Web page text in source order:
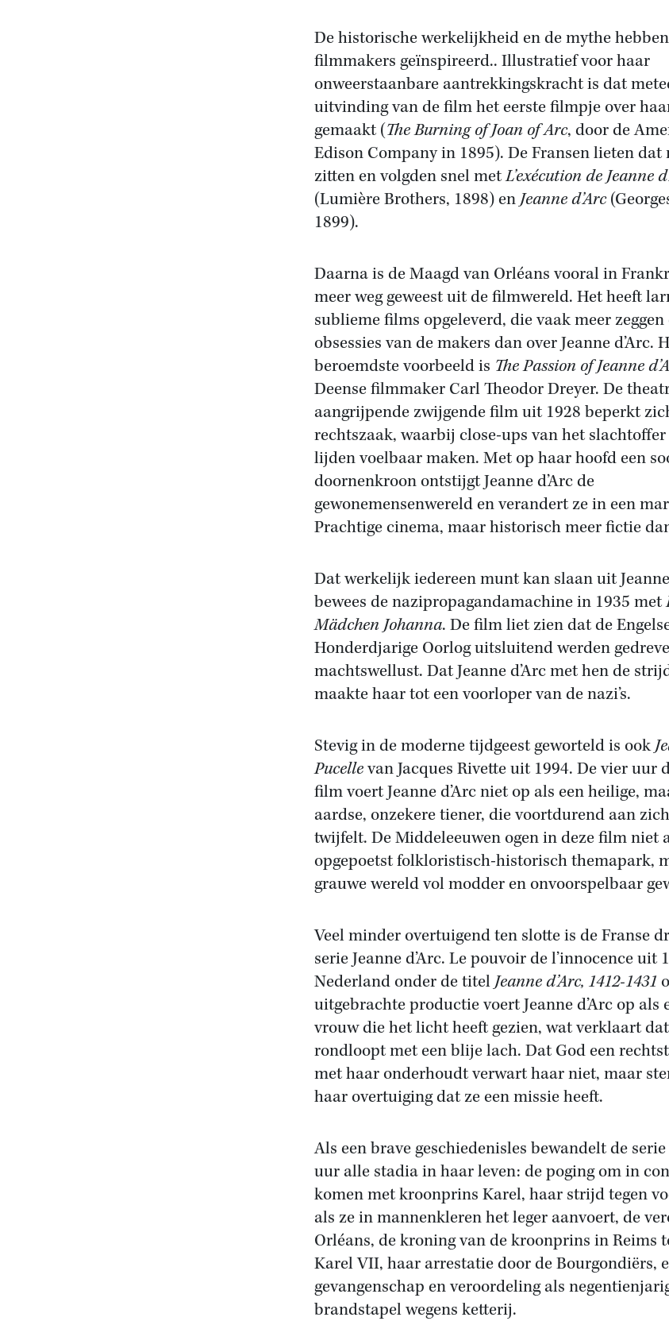
De historische werkelijkheid en de mythe
filmmakers geïnspireerd.. Illustratief voor haar
onweerstaanbare aantrekkingskracht is dat
uitvinding van de film het eerste filmpje over
gemaakt (The Burning of Joan of Arc, door de
Edison Company in 1895). De Fransen lieten
zitten en volgden snel metL’exécution de Jeanne
(Lumière Brothers, 1898) enJeanne d’Arc
1899).
Daarna is de Maagd van Orléans vooral in
meer weg geweest uit de filmwereld. Het heeft
sublieme films opgeleverd, die vaak meer zeggen
obsessies van de makers dan over Jeanne d’Arc.
beroemdste voorbeeld is The Passion of Jeanne
Deense filmmaker Carl Theodor Dreyer. De
aangrijpende zwijgende film uit 1928 beperkt
rechtszaak, waarbij close-ups van het
lijden voelbaar maken. Met op haar hoofd een
doornenkroon ontstijgt Jeanne d’Arc de
gewonemensenwereld en verandert ze in een
Prachtige cinema, maar historisch meer fictie
Dat werkelijk iedereen munt kan slaan uit Jeanne
bewees de nazipropagandamachine in 1935 met
Mädchen Johanna. De film liet zien dat de
Honderdjarige Oorlog uitsluitend werden
machtswellust. Dat Jeanne d’Arc met hen de
maakte haar tot een voorloper van de nazi’s.
Stevig in de moderne tijdgeest geworteld is ook
Pucellevan Jacques Rivette uit 1994. De vier uur
film voert Jeanne d’Arc niet op als een heilige,
aardse, onzekere tiener, die voortdurend aan
twijfelt. De Middeleeuwen ogen in deze film niet
opgepoetst folkloristisch-historisch themapark,
grauwe wereld vol modder en onvoorspelbaar
Veel minder overtuigend ten slotte is de Franse
serie Jeanne d’Arc. Le pouvoir de l’innocence uit
Nederland onder de titelJeanne d’Arc, 1412-1431
uitgebrachte productie voert Jeanne d’Arc op als
vrouw die het licht heeft gezien, wat verklaart
rondloopt met een blije lach. Dat God een
met haar onderhoudt verwart haar niet, maar
haar overtuiging dat ze een missie heeft.
Als een brave geschiedenisles bewandelt de
uur alle stadia in haar leven: de poging om in
komen met kroonprins Karel, haar strijd tegen
als ze in mannenkleren het leger aanvoert, de
Orléans, de kroning van de kroonprins in Reims
Karel VII, haar arrestatie door de Bourgondiërs,
gevangenschap en veroordeling als
brandstapel wegens ketterij.